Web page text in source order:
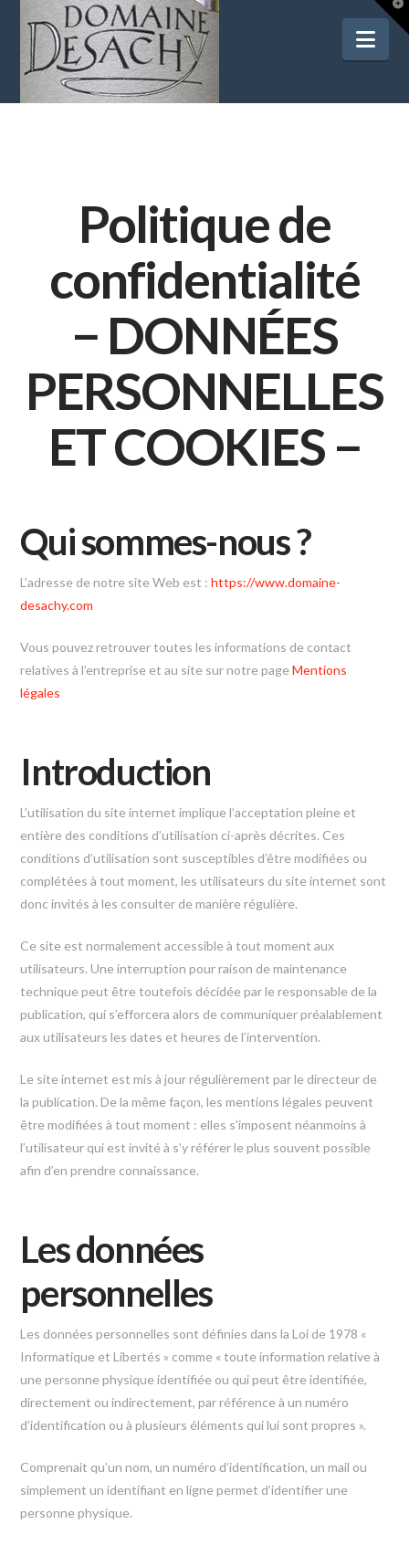
Politique de
confidentialité
− DONNÉES
PERSONNELLES
ET COOKIES −
Qui sommes-nous ?
L’adresse de notre site Web est :https://www.domaine-
desachy.com
Vous pouvez retrouver toutes les informations de contact
relatives à l’entreprise et au site sur notre pageMentions
légales
Introduction
L’utilisation du site internet implique l’acceptation pleine et
entière des conditions d’utilisation ci-après décrites. Ces
conditions d’utilisation sont susceptibles d’être modifiées ou
complétées à tout moment, les utilisateurs du site internet sont
donc invités à les consulter de manière régulière.
Ce site est normalement accessible à tout moment aux
utilisateurs. Une interruption pour raison de maintenance
technique peut être toutefois décidée par le responsable de la
publication, qui s’efforcera alors de communiquer préalablement
aux utilisateurs les dates et heures de l’intervention.
Le site internet est mis à jour régulièrement par le directeur de
la publication. De la même façon, les mentions légales peuvent
être modifiées à tout moment : elles s’imposent néanmoins à
l’utilisateur qui est invité à s’y référer le plus souvent possible
afin d’en prendre connaissance.
Les données
personnelles
Les données personnelles sont définies dans la Loi de 1978 «
Informatique et Libertés » comme « toute information relative à
une personne physique identifiée ou qui peut être identifiée,
directement ou indirectement, par référence à un numéro
d’identification ou à plusieurs éléments qui lui sont propres ».
Comprenait qu’un nom, un numéro d’identification, un mail ou
simplement un identifiant en ligne permet d’identifier une
personne physique.